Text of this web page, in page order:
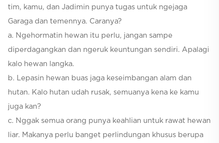
tim, kamu, dan Jadimin punya tugas untuk ngejaga
Garaga dan temennya. Caranya?
a. Ngehormatin hewan itu perlu, jangan sampe
diperdagangkan dan ngeruk keuntungan sendiri. Apalagi
kalo hewan langka.
b. Lepasin hewan buas jaga keseimbangan alam dan
hutan. Kalo hutan udah rusak, semuanya kena ke kamu
juga kan?
c. Nggak semua orang punya keahlian untuk rawat hewan
liar. Makanya perlu banget perlindungan khusus berupa